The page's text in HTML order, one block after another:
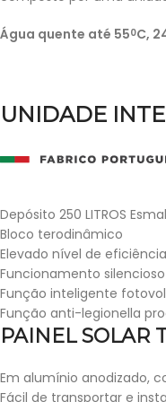
Água quente até 550C,
UNIDADE
Depósito 250 LITROS
Bloco terodinâmico
Elevado nível de
Funcionamento silencioso
Função inteligente
Função anti-legionella
PAINEL SOLAR
Em alumínio anodizado,
Fácil de transportar e